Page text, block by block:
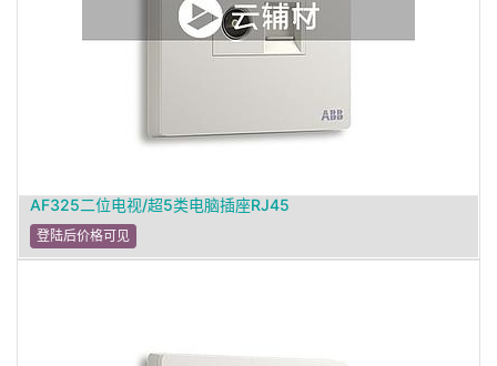
AF325二位电视/超5类电脑插座RJ45
登陆后价格可见